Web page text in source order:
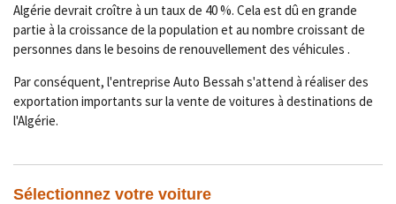
Algérie devrait croître à un taux de 40 %. Cela est dû en grande
partie à la croissance de la population et au nombre croissant de
personnes dans le besoins de renouvellement des véhicules .
Par conséquent, l'entreprise Auto Bessah s'attend à réaliser des
exportation importants sur la vente de voitures à destinations de
l'Algérie.
Sélectionnez votre voiture